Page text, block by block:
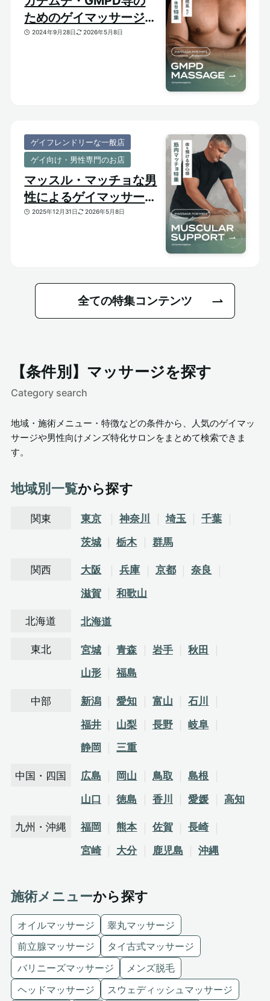
ためのゲイマッサージ
【太め・熊系のおすすめ
2024年9月28日 2026年5月8日
ゲイフレンドリーな一般店
ゲイ向け・男性専門のお店
マッスル・マッチョな男
性によるゲイマッサージ
特集｜おすすめ筋肉質メ
2025年12月31日 2026年5月8日
全ての特集コンテンツ
【条件別】マッサージを探す
Category search
地域・施術メニュー・特徴などの条件から、人気のゲイマッ
サージや男性向けメンズ特化サロンをまとめて検索できま
す。
地域別一覧から探す
関東 東京 神奈川 埼玉
千葉
茨城
栃木 群馬
関西 大阪 兵庫 京都
奈良
滋賀
和歌山
北海道 北海道
東北 宮城 青森 岩手
秋田
山形
福島
中部 新潟 愛知 富山
石川
福井
山梨 長野
岐阜
静岡
三重
中国・四国 広島 岡山 鳥取
島根
山口
徳島 香川 愛媛 高知
九州・沖縄 福岡 熊本 佐賀
長崎
宮崎
大分 鹿児島 沖縄
施術メニューから探す
オイルマッサージ
睾丸マッサージ
前立腺マッサージ
タイ古式マッサージ
バリニーズマッサージ
メンズ脱毛
ヘッドマッサージ
スウェディッシュマッサージ